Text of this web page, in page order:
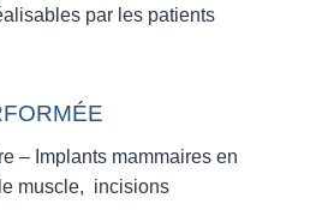
par les patients
– Implants mammaires en
muscle, incisions